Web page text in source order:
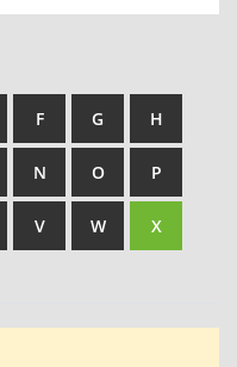
F G H
N O P
V W X